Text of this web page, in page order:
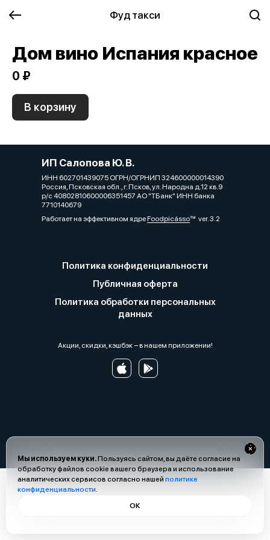
Фуд такси
Мы используем куки.Пользуясь сайтом, вы даёте согласие на
обработку файлов cookie вашего браузера и использование
аналитических сервисов согласно нашей политике
конфиденциальности.
ОК
Дом вино Испания красное
0 ₽
В корзину
ИП Салопова Ю. В.
ИНН 602701439075 ОГРН/ОГРНИП 324600000014390
Россия, Псковская обл., г. Псков, ул. Народна д.12 кв.9
р/с 40802810600006351457 АО "ТБанк" ИНН банка
7710140679
Работает на эффективном ядреFoodpicássover. 3.2
Политика конфиденциальности
Публичная оферта
Политика обработки персональных
данных
Акции, скидки, кэшбэк − в нашем приложении!